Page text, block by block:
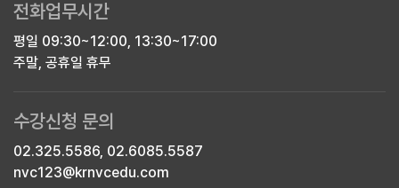
전화업무시간
평일 09:30~12:00, 13:30~17:00
주말, 공휴일 휴무
수강신청 문의
02.325.5586, 02.6085.5587
nvc123@krnvcedu.com